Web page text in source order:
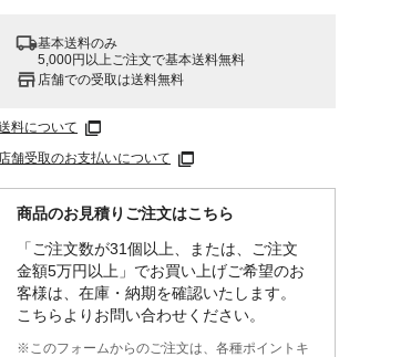
基本送料のみ
5,000円以上ご注文で基本送料無料
店舗での受取は送料無料
料について
店舗受取のお支払いについて
商品のお見積りご注文はこちら
「ご注文数が31個以上、または、ご注文
金額5万円以上」でお買い上げご希望のお
客様は、在庫・納期を確認いたします。
こちらよりお問い合わせください。
※このフォームからのご注文は、各種ポイントキ